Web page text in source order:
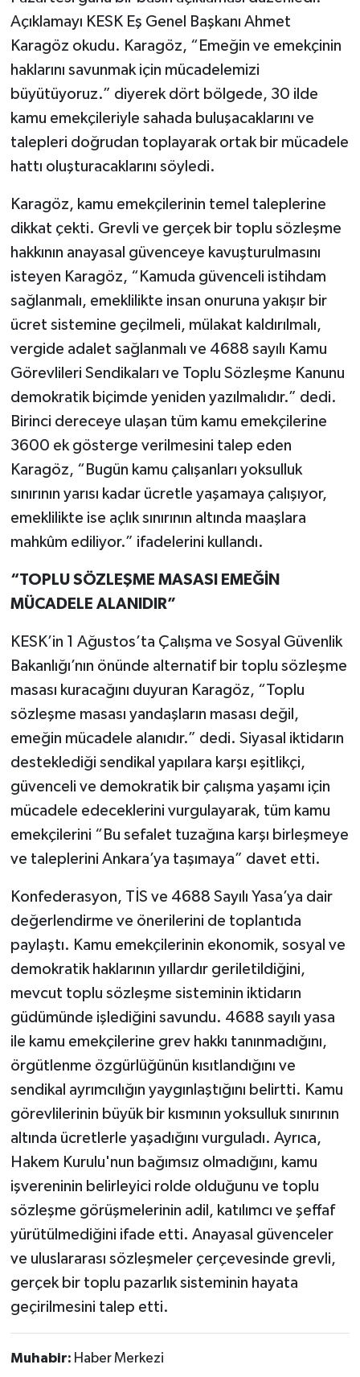
Açıklamayı KESK Eş Genel Başkanı Ahmet
Karagöz okudu. Karagöz, “Emeğin ve emekçinin
haklarını savunmak için mücadelemizi
büyütüyoruz.” diyerek dört bölgede, 30 ilde
kamu emekçileriyle sahada buluşacaklarını ve
talepleri doğrudan toplayarak ortak bir mücadele
hattı oluşturacaklarını söyledi.
Karagöz, kamu emekçilerinin temel taleplerine
dikkat çekti. Grevli ve gerçek bir toplu sözleşme
hakkının anayasal güvenceye kavuşturulmasını
isteyen Karagöz, “Kamuda güvenceli istihdam
sağlanmalı, emeklilikte insan onuruna yakışır bir
ücret sistemine geçilmeli, mülakat kaldırılmalı,
vergide adalet sağlanmalı ve 4688 sayılı Kamu
Görevlileri Sendikaları ve Toplu Sözleşme Kanunu
demokratik biçimde yeniden yazılmalıdır.” dedi.
Birinci dereceye ulaşan tüm kamu emekçilerine
3600 ek gösterge verilmesini talep eden
Karagöz, “Bugün kamu çalışanları yoksulluk
sınırının yarısı kadar ücretle yaşamaya çalışıyor,
emeklilikte ise açlık sınırının altında maaşlara
mahkûm ediliyor.” ifadelerini kullandı.
“TOPLU SÖZLEŞME MASASI EMEĞİN
MÜCADELE ALANIDIR”
KESK’in 1 Ağustos’ta Çalışma ve Sosyal Güvenlik
Bakanlığı’nın önünde alternatif bir toplu sözleşme
masası kuracağını duyuran Karagöz, “Toplu
sözleşme masası yandaşların masası değil,
emeğin mücadele alanıdır.” dedi. Siyasal iktidarın
desteklediği sendikal yapılara karşı eşitlikçi,
güvenceli ve demokratik bir çalışma yaşamı için
mücadele edeceklerini vurgulayarak, tüm kamu
emekçilerini “Bu sefalet tuzağına karşı birleşmeye
ve taleplerini Ankara’ya taşımaya” davet etti.
Konfederasyon, TİS ve 4688 Sayılı Yasa’ya dair
değerlendirme ve önerilerini de toplantıda
paylaştı. Kamu emekçilerinin ekonomik, sosyal ve
demokratik haklarının yıllardır geriletildiğini,
mevcut toplu sözleşme sisteminin iktidarın
güdümünde işlediğini savundu. 4688 sayılı yasa
ile kamu emekçilerine grev hakkı tanınmadığını,
örgütlenme özgürlüğünün kısıtlandığını ve
sendikal ayrımcılığın yaygınlaştığını belirtti. Kamu
görevlilerinin büyük bir kısmının yoksulluk sınırının
altında ücretlerle yaşadığını vurguladı. Ayrıca,
Hakem Kurulu'nun bağımsız olmadığını, kamu
işvereninin belirleyici rolde olduğunu ve toplu
sözleşme görüşmelerinin adil, katılımcı ve şeffaf
yürütülmediğini ifade etti. Anayasal güvenceler
ve uluslararası sözleşmeler çerçevesinde grevli,
gerçek bir toplu pazarlık sisteminin hayata
geçirilmesini talep etti.
Muhabir: Haber Merkezi